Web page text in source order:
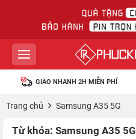
GIAO NHANH 2H MIỄN PHÍ
Trang chủ Samsung A35 5G
Từ khóa: Samsung A35 5G